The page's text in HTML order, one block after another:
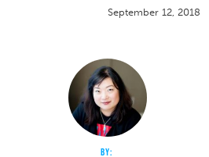
September 12, 2018